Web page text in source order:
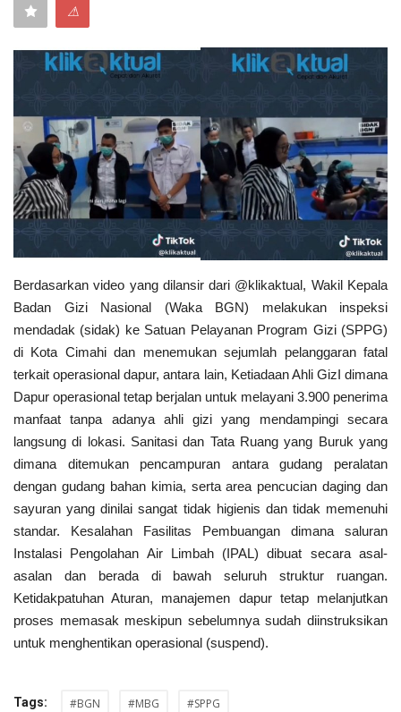
Cybers Event
UMKM & Ekonomi Kreatif
Pekerja Migran Indonesia
Ekonomi
Pendidikan
Informasi Journalism
Olahraga
Kesehatan
Layanan Publik
Perempuan/Anak
⚠
Berdasarkan video yang dilansir dari @klikaktual, Wakil Kepala
Badan Gizi Nasional (Waka BGN) melakukan inspeksi
mendadak (sidak) ke Satuan Pelayanan Program Gizi (SPPG)
di Kota Cimahi dan menemukan sejumlah pelanggaran fatal
terkait operasional dapur, antara lain, Ketiadaan Ahli GizI dimana
Dapur operasional tetap berjalan untuk melayani 3.900 penerima
manfaat tanpa adanya ahli gizi yang mendampingi secara
langsung di lokasi. Sanitasi dan Tata Ruang yang Buruk yang
dimana ditemukan pencampuran antara gudang peralatan
dengan gudang bahan kimia, serta area pencucian daging dan
sayuran yang dinilai sangat tidak higienis dan tidak memenuhi
standar. Kesalahan Fasilitas Pembuangan dimana saluran
Instalasi Pengolahan Air Limbah (IPAL) dibuat secara asal-
asalan dan berada di bawah seluruh struktur ruangan.
Ketidakpatuhan Aturan, manajemen dapur tetap melanjutkan
proses memasak meskipun sebelumnya sudah diinstruksikan
untuk menghentikan operasional (suspend).
Tags: #BGN #MBG #SPPG